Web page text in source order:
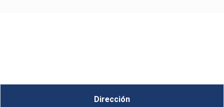
Dirección